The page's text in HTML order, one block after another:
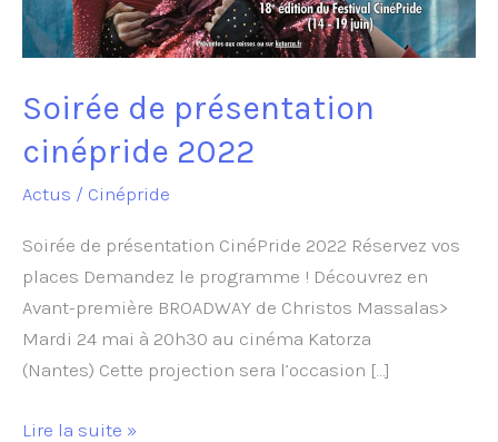
Soirée de présentation
cinépride 2022
Actus / Cinépride
Soirée de présentation CinéPride 2022 Réservez vos
places Demandez le programme ! Découvrez en
Avant-première BROADWAY de Christos Massalas>
Mardi 24 mai à 20h30 au cinéma Katorza
(Nantes) Cette projection sera l’occasion […]
Soirée
Lire la suite »